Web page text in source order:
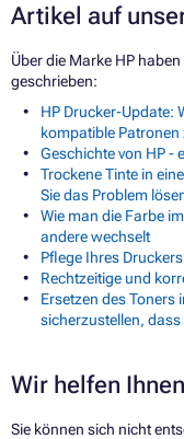
Artikel auf
Über die Marke HP
geschrieben:
HP Drucker-Update:
kompatible Patronen
Geschichte von HP -
Trockene Tinte in
Sie das Problem
Wie man die Farbe
andere wechselt
Pflege Ihres Druckers
Rechtzeitige und
Ersetzen des Toners
sicherzustellen,
Wir helfen
Sie können sich nicht